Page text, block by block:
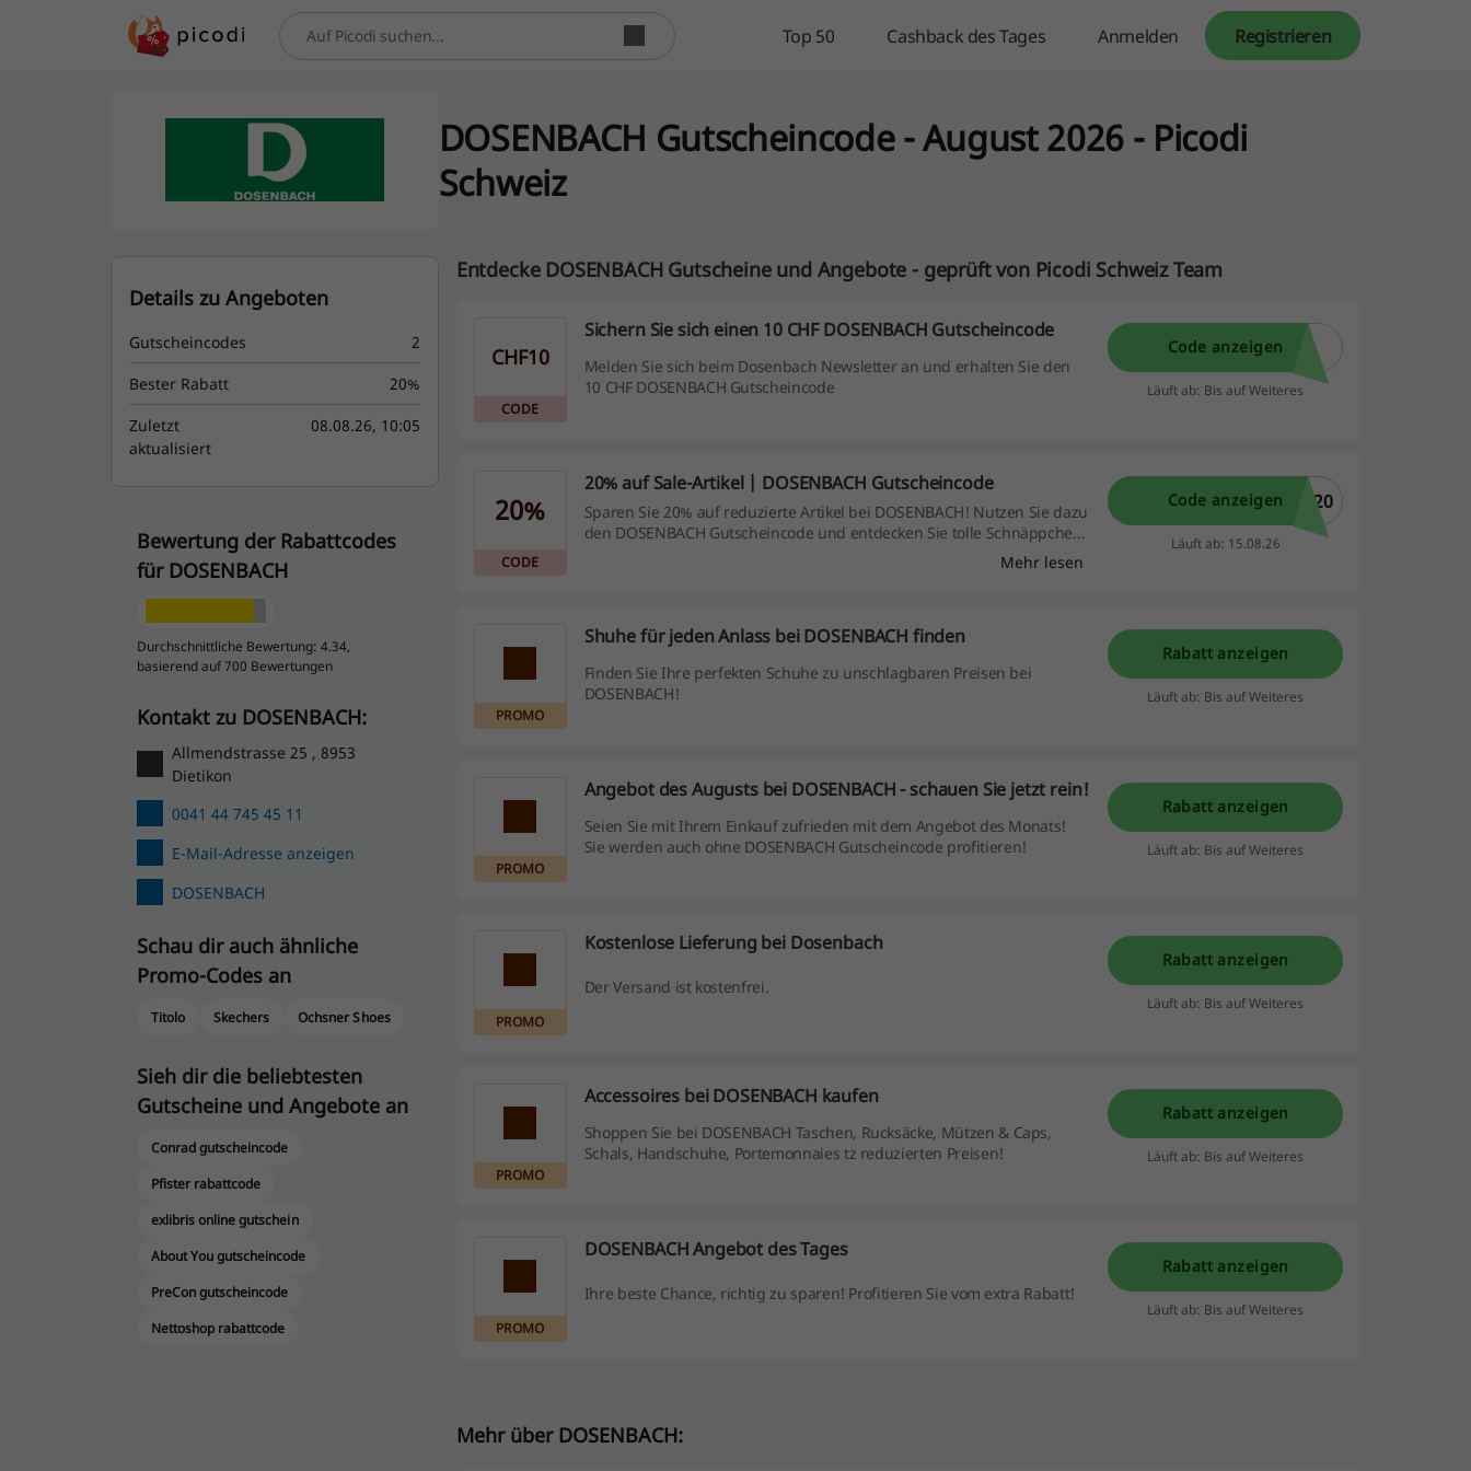
Suchen Top 50 Cashback des Tages Anmelden Registrieren
DOSENBACH Gutscheincode - August 2026 - Picodi
Schweiz
Entdecke DOSENBACH Gutscheine und Angebote - geprüft von Picodi Schweiz Team
CHF10
CODE
Sichern Sie sich einen 10 CHF DOSENBACH Gutscheincode
Melden Sie sich beim Dosenbach Newsletter an und erhalten Sie den
10 CHF DOSENBACH Gutscheincode
Code anzeigen
Läuft ab: Bis auf Weiteres
20%
CODE
20% auf Sale-Artikel | DOSENBACH Gutscheincode
Sparen Sie 20% auf reduzierte Artikel bei DOSENBACH! Nutzen Sie dazu
den DOSENBACH Gutscheincode und entdecken Sie tolle Schnäppchen
Mehr lesen
Code anzeigen A20
Läuft ab: 15.08.26
PROMO
Shuhe für jeden Anlass bei DOSENBACH finden
Finden Sie Ihre perfekten Schuhe zu unschlagbaren Preisen bei
DOSENBACH!
Rabatt anzeigen
Läuft ab: Bis auf Weiteres
PROMO
Angebot des Augusts bei DOSENBACH - schauen Sie jetzt rein!
Seien Sie mit Ihrem Einkauf zufrieden mit dem Angebot des Monats!
Sie werden auch ohne DOSENBACH Gutscheincode profitieren!
Rabatt anzeigen
Läuft ab: Bis auf Weiteres
PROMO
Kostenlose Lieferung bei Dosenbach
Der Versand ist kostenfrei.
Rabatt anzeigen
Läuft ab: Bis auf Weiteres
PROMO
Accessoires bei DOSENBACH kaufen
Shoppen Sie bei DOSENBACH Taschen, Rucksäcke, Mützen & Caps,
Schals, Handschuhe, Portemonnaies tz reduzierten Preisen!
Rabatt anzeigen
Läuft ab: Bis auf Weiteres
PROMO
DOSENBACH Angebot des Tages
Ihre beste Chance, richtig zu sparen! Profitieren Sie vom extra Rabatt!
Rabatt anzeigen
Läuft ab: Bis auf Weiteres
Details zu Angeboten
Gutscheincodes
2
Bester Rabatt
20%
Zuletzt
aktualisiert
08.08.26, 10:05
Bewertung der Rabattcodes
für DOSENBACH
Durchschnittliche Bewertung: 4.34,
basierend auf 700 Bewertungen
Kontakt zu DOSENBACH:
Allmendstrasse 25 , 8953
Dietikon
0041 44 745 45 11
E-Mail-Adresse anzeigen
DOSENBACH
Schau dir auch ähnliche
Promo-Codes an
Titolo Skechers Ochsner Shoes
Sieh dir die beliebtesten
Gutscheine und Angebote an
Conrad gutscheincode
Pfister rabattcode
exlibris online gutschein
About You gutscheincode
PreCon gutscheincode
Nettoshop rabattcode
Mehr über DOSENBACH: